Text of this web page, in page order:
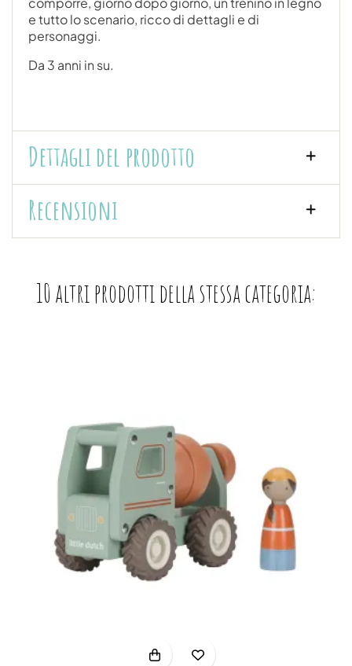
e tutto lo scenario, ricco di dettagli e di
personaggi.
Da 3 anni in su.
Dettagli del prodotto
Recensioni
10 altri prodotti della stessa categoria: